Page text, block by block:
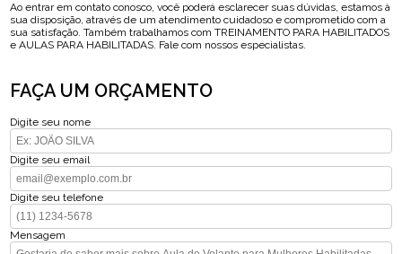
Ao entrar em contato conosco, você poderá esclarecer suas dúvidas, estamos à
sua disposição, através de um atendimento cuidadoso e comprometido com a
sua satisfação. Também trabalhamos com TREINAMENTO PARA HABILITADOS
e AULAS PARA HABILITADAS. Fale com nossos especialistas.
FAÇA UM ORÇAMENTO
Digite seu nome
Digite seu email
Digite seu telefone
Mensagem